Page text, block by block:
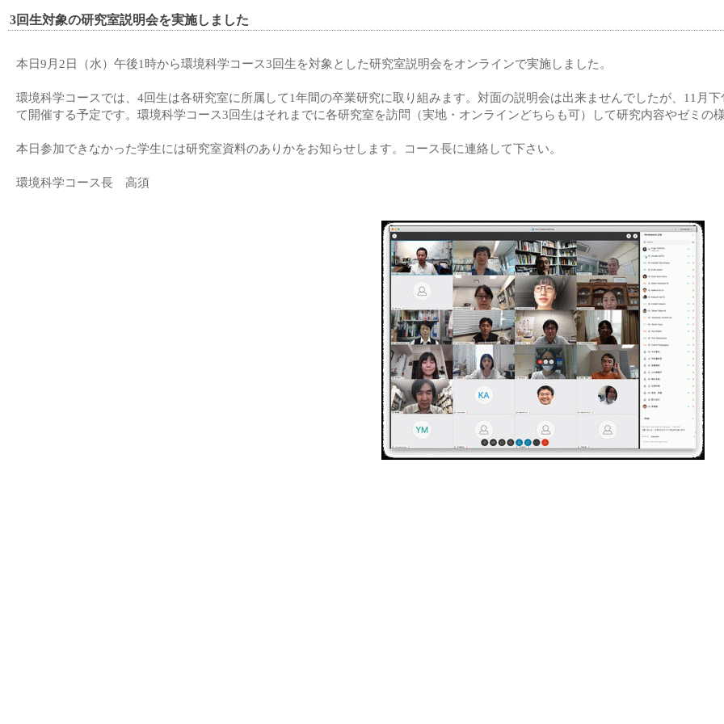
3回生対象の研究室説明会を実施しました
本日9月2日（水）午後1時から環境科学コース3回生を対象とした研究室説明会をオンラインで実施しました。
環境科学コースでは、4回生は各研究室に所属して1年間の卒業研究に取り組みます。対面の説明会は出来ませんでしたが、11月
て開催する予定です。環境科学コース3回生はそれまでに各研究室を訪問（実地・オンラインどちらも可）して研究内容やゼミの
本日参加できなかった学生には研究室資料のありかをお知らせします。コース長に連絡して下さい。
環境科学コース長 高須